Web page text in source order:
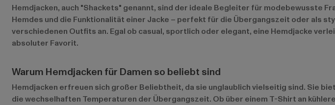
Hemdjacken, auch "Shackets" genannt, sind der ideale Begleiter für modebewusste
Hemdes und die Funktionalität einer Jacke – perfekt für die Übergangszeit oder als
verschiedenen Outfits an. Egal ob casual, sportlich oder elegant, eine Hemdjacke
absoluter Favorit.
Warum Hemdjacken für Damen so beliebt sind
Hemdjacken erfreuen sich großer Beliebtheit, da sie unglaublich vielseitig sind. Sie
die wechselhaften Temperaturen der Übergangszeit. Ob über einem T-Shirt an